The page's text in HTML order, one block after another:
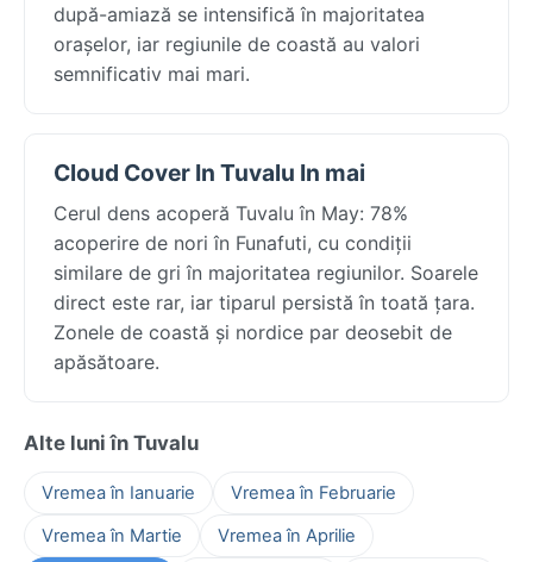
după-amiază se intensifică în majoritatea
orașelor, iar regiunile de coastă au valori
semnificativ mai mari.
Cloud Cover In Tuvalu In mai
Cerul dens acoperă Tuvalu în May: 78%
acoperire de nori în Funafuti, cu condiții
similare de gri în majoritatea regiunilor. Soarele
direct este rar, iar tiparul persistă în toată țara.
Zonele de coastă și nordice par deosebit de
apăsătoare.
Alte luni în Tuvalu
Vremea în Ianuarie
Vremea în Februarie
Vremea în Martie
Vremea în Aprilie